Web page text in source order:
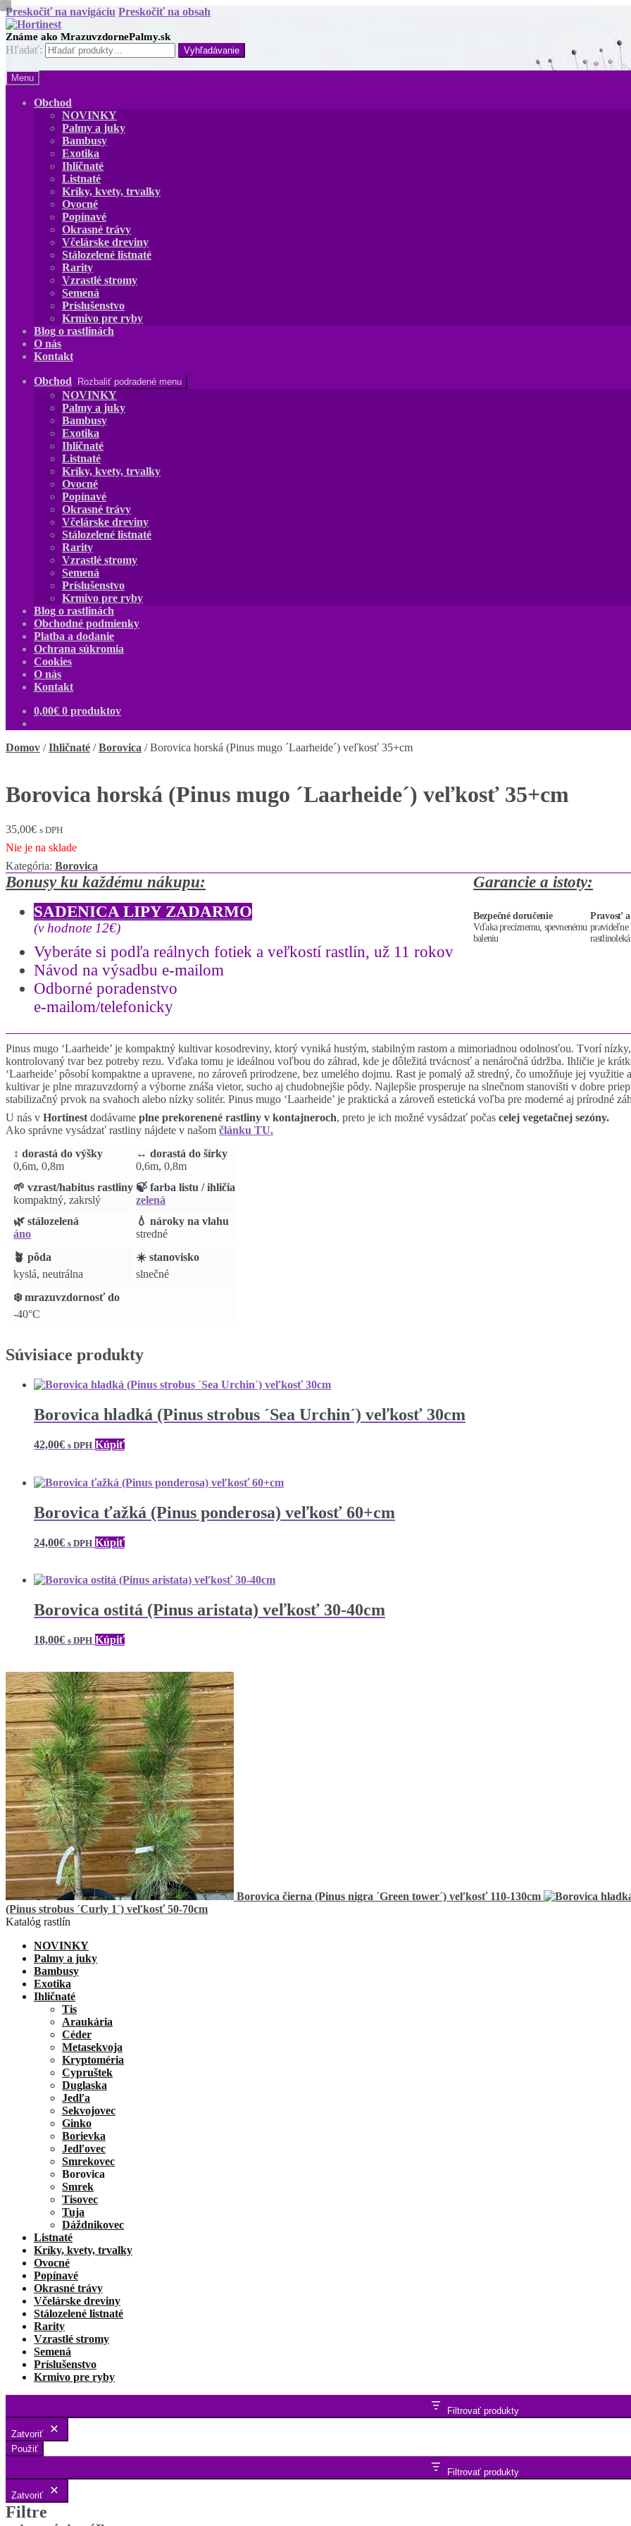
Preskočiť na navigáciu Preskočiť na obsah
Hľadať:
Menu
Obchod
NOVINKY
Palmy a juky
Bambusy
Exotika
Ihličnaté
Listnaté
Kríky, kvety, trvalky
Ovocné
Popínavé
Okrasné trávy
Včelárske dreviny
Stálozelené listnaté
Rarity
Vzrastlé stromy
Semená
Príslušenstvo
Krmivo pre ryby
Blog o rastlinách
O nás
Kontakt
Obchod
Rozbaliť podradené menu
NOVINKY
Palmy a juky
Bambusy
Exotika
Ihličnaté
Listnaté
Kríky, kvety, trvalky
Ovocné
Popínavé
Okrasné trávy
Včelárske dreviny
Stálozelené listnaté
Rarity
Vzrastlé stromy
Semená
Príslušenstvo
Krmivo pre ryby
Blog o rastlinách
Obchodné podmienky
Platba a dodanie
Ochrana súkromia
Cookies
O nás
Kontakt
0,00€ 0 produktov
Domov /Ihličnaté /Borovica /Borovica horská (Pinus mugo ´Laarheide´) veľkosť 35+cm
Borovica horská (Pinus mugo ´Laarheide´) veľkosť 35+cm
35,00€ s DPH
Nie je na sklade
Kategória: Borovica
Bonusy ku každému nákupu:
SADENICA LIPY ZADARMO
(v hodnote 12€)
Vyberáte si podľa reálnych fotiek a veľkostí rastlín, už 11 rokov
Návod na výsadbu e-mailom
Odborné poradenstvo
e-mailom/telefonicky
Garancie a istoty:
Bezpečné doručenie
Vďaka precíznemu, spevnenému
baleniu
Pravosť
pravideľne
Pinus mugo ‘Laarheide’ je kompaktný kultivar kosodreviny, ktorý vyniká hustým, stabilným rastom a mimoriadnou odolnosťou. Tvorí
kontrolovaný tvar bez potreby rezu. Vďaka tomu je ideálnou voľbou do záhrad, kde je dôležitá trvácnosť a nenáročná údržba. Ihličie je
‘Laarheide’ pôsobí kompaktne a upravene, no zároveň prirodzene, bez umelého dojmu. Rast je pomalý až stredný, čo umožňuje jej
kultivar je plne mrazuvzdorný a výborne znáša vietor, sucho aj chudobnejšie pôdy. Najlepšie prosperuje na slnečnom stanovišti v dobre
stabilizačný prvok na svahoch alebo nízky solitér. Pinus mugo ‘Laarheide’ je praktická a zároveň estetická voľba pre moderné aj prírodné
U nás v Hortinestdodávame plne prekorenené rastliny v kontajneroch, preto je ich možné vysádzať počas celej vegetačnej sezóny.
Ako správne vysádzať rastliny nájdete v našom článku TU.
↕️ dorastá do výšky
0,6m, 0,8m
↔️ dorastá do šírky
0,6m, 0,8m
🌱 vzrast/habitus rastliny
kompaktný, zakrslý
🍃 farba listu / ihličia
zelená
🌿 stálozelená
áno
💧 nároky na vlahu
stredné
🪴 pôda
kyslá, neutrálna
☀️ stanovisko
slnečné
❄️ mrazuvzdornosť do
-40°C
Súvisiace produkty
Borovica hladká (Pinus strobus ´Sea Urchin´) veľkosť 30cm
42,00€ s DPH Kúpiť
Borovica ťažká (Pinus ponderosa) veľkosť 60+cm
24,00€ s DPH Kúpiť
Borovica ostitá (Pinus aristata) veľkosť 30-40cm
18,00€ s DPH Kúpiť
Borovica čierna (Pinus nigra ´Green tower´) veľkosť 110-130cm
(Pinus strobus ´Curly 1´) veľkosť 50-70cm
Katalóg rastlín
NOVINKY
Palmy a juky
Bambusy
Exotika
Ihličnaté
Tis
Araukária
Céder
Metasekvoja
Kryptoméria
Cypruštek
Duglaska
Jedľa
Sekvojovec
Ginko
Borievka
Jedľovec
Smrekovec
Borovica
Smrek
Tisovec
Tuja
Dáždnikovec
Listnaté
Kríky, kvety, trvalky
Ovocné
Popínavé
Okrasné trávy
Včelárske dreviny
Stálozelené listnaté
Rarity
Vzrastlé stromy
Semená
Príslušenstvo
Krmivo pre ryby
Filtrovať produkty
Zatvoriť
Použiť
Filtrovať produkty
Zatvoriť
Filtre